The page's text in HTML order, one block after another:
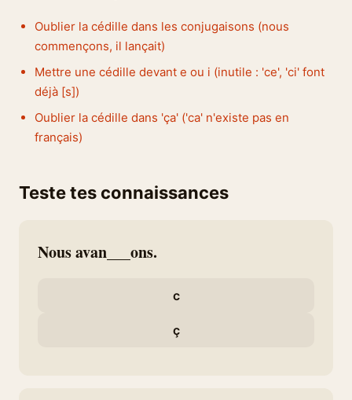
Oublier la cédille dans les conjugaisons (nous
commençons, il lançait)
Mettre une cédille devant e ou i (inutile : 'ce', 'ci' font
déjà [s])
Oublier la cédille dans 'ça' ('ca' n'existe pas en
français)
Teste tes connaissances
Nous avan___ons.
c
ç